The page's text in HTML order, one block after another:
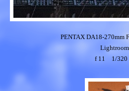
PENTAX DA18-270mm
f 11 1/